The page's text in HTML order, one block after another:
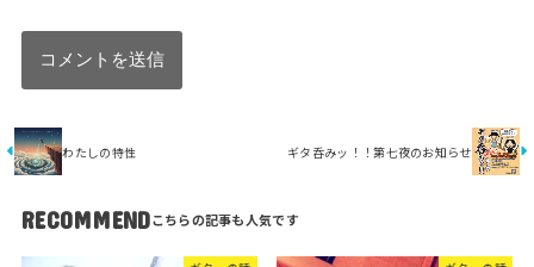
わたしの特性 ギタ呑みッ！！第七夜のお知らせ
RECOMMEND